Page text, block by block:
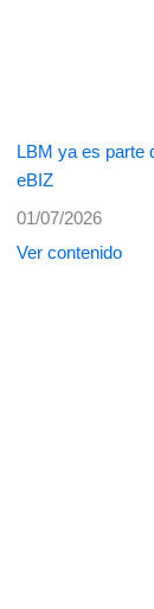
LBM ya es parte
eBIZ
01/07/2026
Ver contenido